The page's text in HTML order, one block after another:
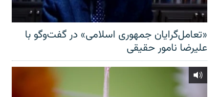
«تعامل‌گرایان جمهوری اسلامی» در گفت‌وگو با
علیرضا نامور حقیقی